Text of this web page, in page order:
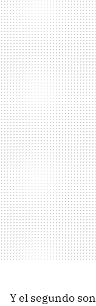
Y el segundo son